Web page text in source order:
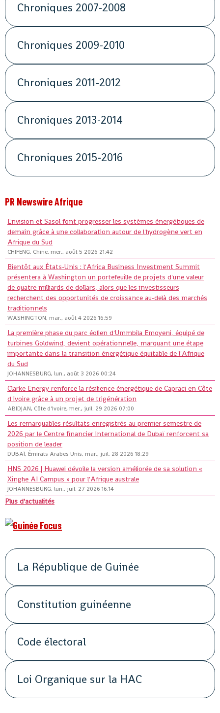
Chroniques 2007-2008
Chroniques 2009-2010
Chroniques 2011-2012
Chroniques 2013-2014
Chroniques 2015-2016
PR Newswire Afrique
Envision et Sasol font progresser les systèmes énergétiques de
demain grâce à une collaboration autour de l'hydrogène vert en
Afrique du Sud
CHIFENG, Chine, mer., août 5 2026 21:42
Bientôt aux États-Unis : l'Africa Business Investment Summit
présentera à Washington un portefeuille de projets d'une valeur
de quatre milliards de dollars, alors que les investisseurs
recherchent des opportunités de croissance au-delà des marchés
traditionnels
WASHINGTON, mar., août 4 2026 16:59
La première phase du parc éolien d'Ummbila Emoyeni, équipé de
turbines Goldwind, devient opérationnelle, marquant une étape
importante dans la transition énergétique équitable de l'Afrique
du Sud
JOHANNESBURG, lun., août 3 2026 00:24
Clarke Energy renforce la résilience énergétique de Capraci en Côte
d'Ivoire grâce à un projet de trigénération
ABIDJAN, Côte d'Ivoire, mer., juil. 29 2026 07:00
Les remarquables résultats enregistrés au premier semestre de
2026 par le Centre financier international de Dubaï renforcent sa
position de leader
DUBAÏ, Émirats Arabes Unis, mar., juil. 28 2026 18:29
HNS 2026 | Huawei dévoile la version améliorée de sa solution «
Xinghe AI Campus » pour l'Afrique australe
JOHANNESBURG, lun., juil. 27 2026 16:14
Plus d'actualités
La République de Guinée
Constitution guinéenne
Code électoral
Loi Organique sur la HAC